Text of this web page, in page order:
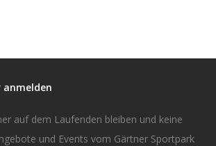
auf dem Laufenden bleiben und keine
und Events vom Gärtner Sportpark